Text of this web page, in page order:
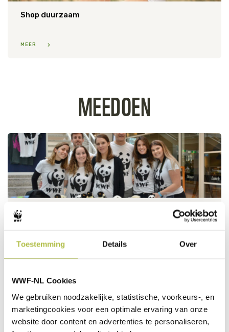
Toestemming Details Over
WWF-NL Cookies
We gebruiken noodzakelijke, statistische, voorkeurs-, en
marketingcookies voor een optimale ervaring van onze
website door content en advertenties te personaliseren,
Shop duurzaam
MEER
MEEDOEN
Word vrijwilliger
MEER